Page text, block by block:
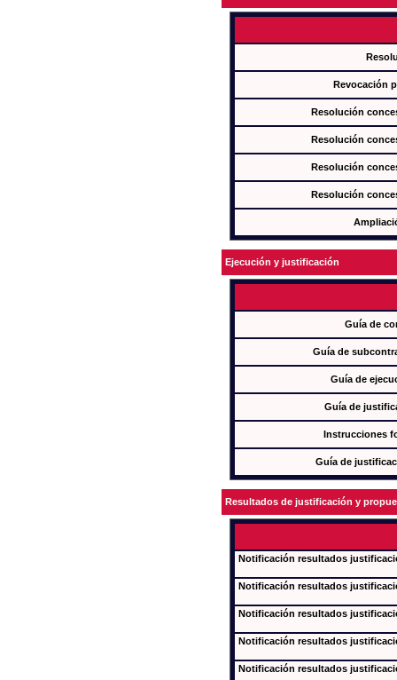
Revocación
Resolución
Resolución
Resolución
Resolución
Ejecución y justificación
Guía de
Guía de
Guía de
Guía de
Instrucciones
Guía de
Resultados de justificación y
Notificación resultados
Notificación resultados
Notificación resultados
Notificación resultados
Notificación resultados